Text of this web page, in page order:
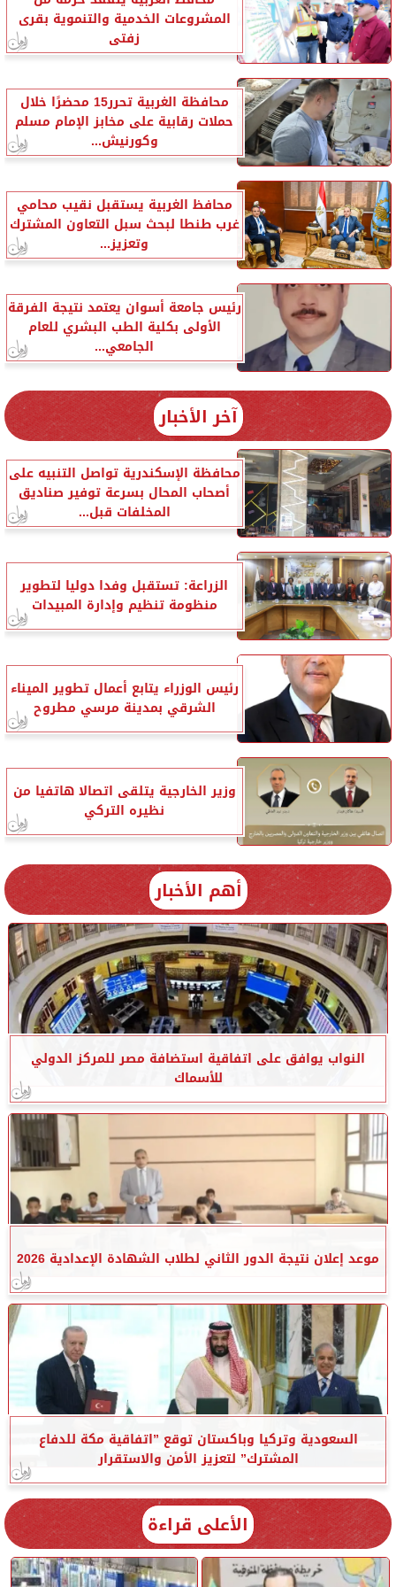
المشروعات الخدمية والتنموية بقرى
زفتى
محافظة الغربية تحرر15 محضرًا خلال
حملات رقابية على مخابز الإمام مسلم
وكورنيش...
محافظ الغربية يستقبل نقيب محامي
غرب طنطا لبحث سبل التعاون المشترك
وتعزيز...
رئيس جامعة أسوان يعتمد نتيجة الفرقة
الأولى بكلية الطب البشري للعام
الجامعي...
آخر الأخبار
محافظة الإسكندرية تواصل التنبيه على
أصحاب المحال بسرعة توفير صناديق
المخلفات قبل...
الزراعة: تستقبل وفدا دوليا لتطوير
منظومة تنظيم وإدارة المبيدات
رئيس الوزراء يتابع أعمال تطوير الميناء
الشرقي بمدينة مرسي مطروح
وزير الخارجية يتلقى اتصالا هاتفيا من
نظيره التركي
أهم الأخبار
النواب يوافق على اتفاقية استضافة مصر للمركز الدولي
للأسماك
موعد إعلان نتيجة الدور الثاني لطلاب الشهادة الإعدادية 2026
السعودية وتركيا وباكستان توقع ”اتفاقية مكة للدفاع
المشترك” لتعزيز الأمن والاستقرار
الأعلى قراءة